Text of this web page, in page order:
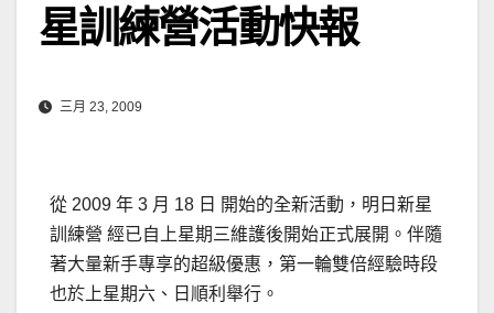
星訓練營活動快報
三月 23, 2009
從 2009 年 3 月 18 日 開始的全新活動，明日新星
訓練營 經已自上星期三維護後開始正式展開。伴隨
著大量新手專享的超級優惠，第一輪雙倍經驗時段
也於上星期六、日順利舉行。